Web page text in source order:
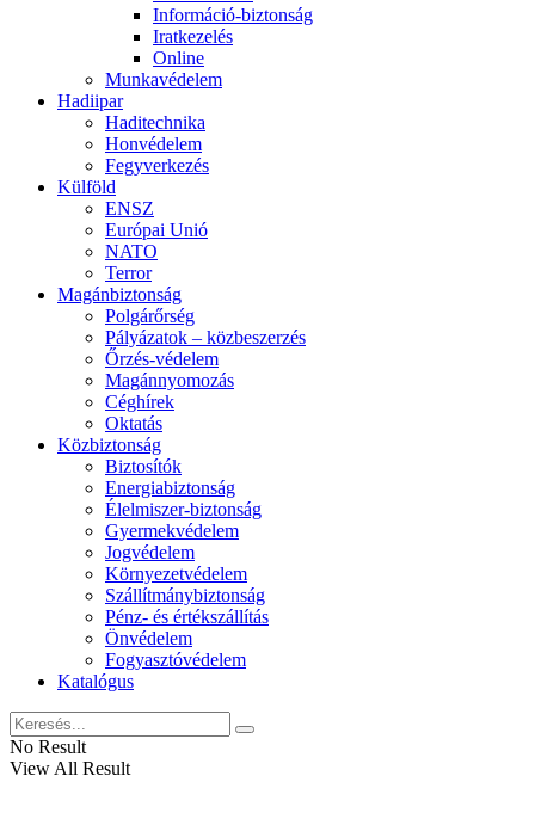
Információ-biztonság
Iratkezelés
Online
Munkavédelem
Hadiipar
Haditechnika
Honvédelem
Fegyverkezés
Külföld
ENSZ
Európai Unió
NATO
Terror
Magánbiztonság
Polgárőrség
Pályázatok – közbeszerzés
Őrzés-védelem
Magánnyomozás
Céghírek
Oktatás
Közbiztonság
Biztosítók
Energiabiztonság
Élelmiszer-biztonság
Gyermekvédelem
Jogvédelem
Környezetvédelem
Szállítmánybiztonság
Pénz- és értékszállítás
Önvédelem
Fogyasztóvédelem
Katalógus
No Result
View All Result